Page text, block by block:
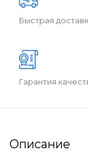
Быстрая
Гарантия
Описание